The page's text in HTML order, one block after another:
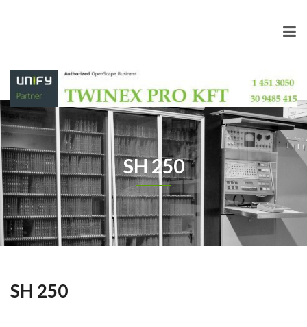
SH 250
SH 250